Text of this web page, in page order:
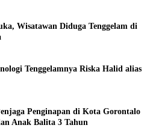
Wisatawan Diduga Tenggelam di
Tenggelamnya Riska Halid alias
Penginapan di Kota Gorontalo
Anak Balita 3 Tahun